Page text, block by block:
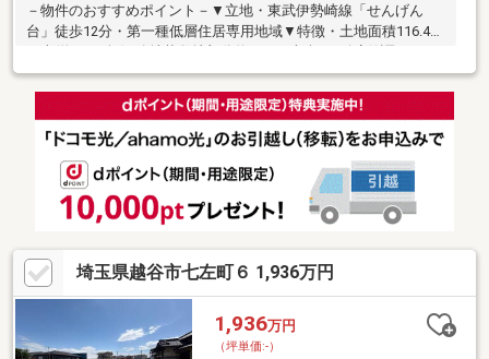
－物件のおすすめポイント－▼立地・東武伊勢崎線「せんげん
台」徒歩12分・第一種低層住居専用地域▼特徴・土地面積116.41
敷地境界は確定済みのため再建築可建築条件付き売地ではござい
ません お好きなハウスメーカーで建築いただけます・現況古家
有、詳細はお問い合わせください▼周辺環境・ベルクスせんげん
台東店 徒歩9分(約660m)・大泊公園 徒歩9分(約720m)・越谷市立
ます ━━━━━・・・物件の詳細・ご相談はお気軽にお問い合わ
せください。
埼玉県越谷市七左町６ 1,936万円
1,936万円
（坪単価:-）